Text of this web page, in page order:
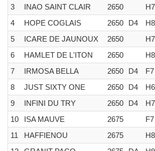
3
INAO SAINT CLAIR 2650 H7
4
HOPE COGLAIS 2650 D4 H8
5
ICARE DE JAUNOUX 2650 H7
6
HAMLET DE L'ITON 2650 H8
7
IRMOSA BELLA 2650 D4 F7
8
JUST SIXTY ONE 2650 D4 H6
9
INFINI DU TRY 2650 D4 H7
10
ISA MAUVE 2675 F7
11
HAFFIENOU 2675 H8